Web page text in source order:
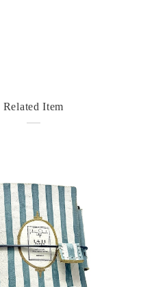
Related Item
detail